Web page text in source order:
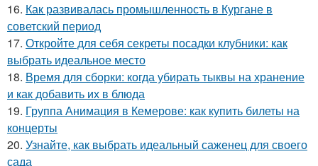
16. Как развивалась промышленность в Кургане в
советский период
17. Откройте для себя секреты посадки клубники: как
выбрать идеальное место
18. Время для сборки: когда убирать тыквы на хранение
и как добавить их в блюда
19. Группа Анимация в Кемерове: как купить билеты на
концерты
20. Узнайте, как выбрать идеальный саженец для своего
сада